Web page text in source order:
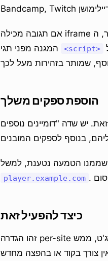
אם תגובה מכילה iframe שמצביעה לכל מקום אחר, ה-iframe יוסר כאשר התגובה נשמרת. אותה סניטציה
<script>
הוספת ספקים משלך
יש שדה "דומיינים נוספים
הטמעה נטענת, למשל
player.example.com
כיצד להפעיל זאת
זהו הגדרה per-site בדף ההתאמה של הווידג'ט, ממש рядом לאפשרויות העלאת תמונות. סמן "אפשר